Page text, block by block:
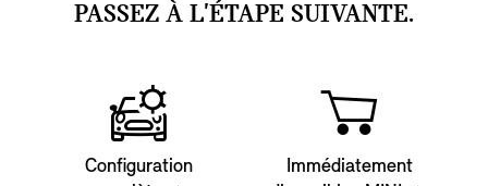
PASSEZ À L'ÉTAPE SUIVANTE.
Configuration
Immédiatement